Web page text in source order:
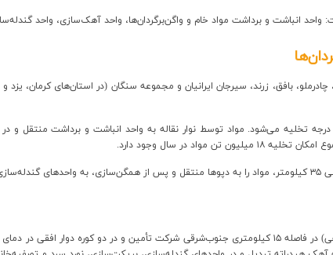
و برداشت مواد خام و واگن‌برگردان‌ها، واحد آهک‌سازی، واحد گندله‌سازی، واحدهای احیای
بافق، زرند، سیرجان ایرانیان و مجموعه سنگان (در استان‌های کرمان،